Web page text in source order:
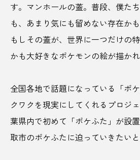
ITOMACHIHOTEL japan
match Newspicks
PRブランディング SAKE
す。マンホールの蓋。普段、僕た
も、あまり気にも留めない存在か
もしその蓋が、世界に一つだけの
かも大好きなポケモンの絵が描か
全国各地で話題になっている「ポ
クワクを現実にしてくれるプロジ
葉県内で初めて「ポケふた」が設
取市のポケふたに迫っていきたいと